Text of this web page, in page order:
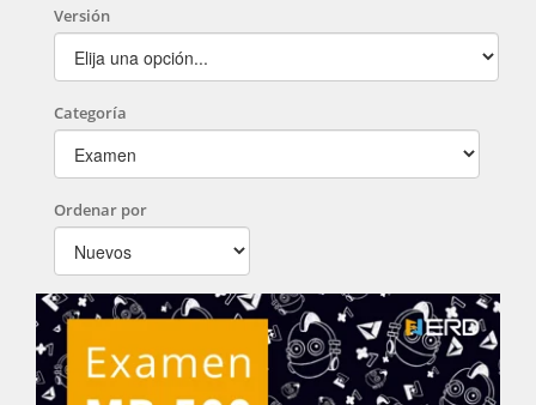
Versión
Categoría
Ordenar por